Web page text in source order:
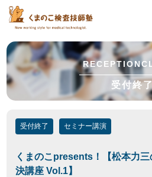
受付終了
受付終了 セミナー講演
くまのこpresents！【松本力
決講座 Vol.1】